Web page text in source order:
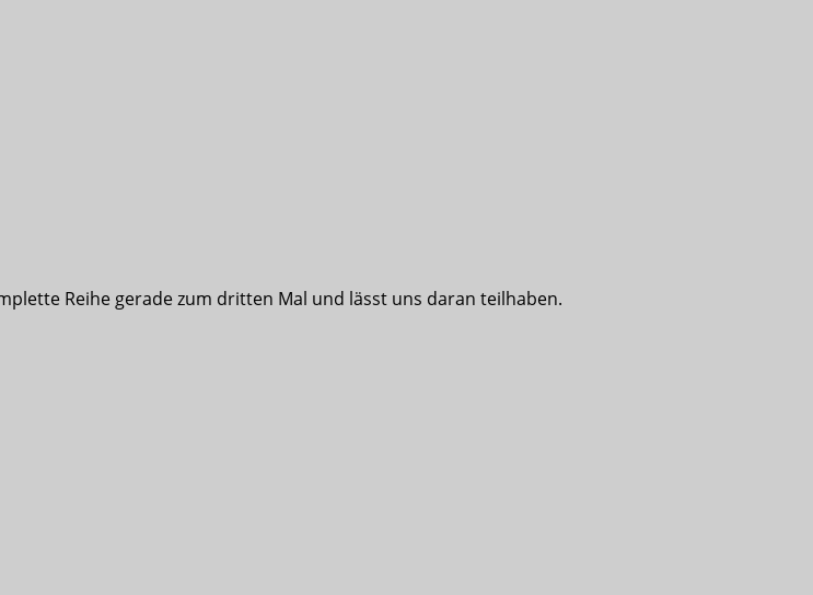
Reihe gerade zum dritten Mal und lässt uns daran teilhaben.